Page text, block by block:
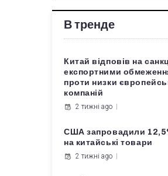
В тренде
Китай відповів на
експортними
проти низки
компаній
2 тижні ago
США запровадили
на китайські товари
2 тижні ago